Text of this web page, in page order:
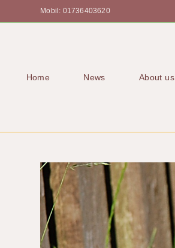
Mobil: 01736403620
Home News About us